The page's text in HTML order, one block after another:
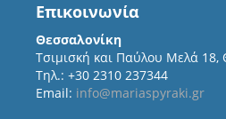
Επικοινωνία
Θεσσαλονίκη
Τσιμισκή και Παύλου Μελά 18,
Τηλ.: +30 2310 237344
Email: info@mariaspyraki.gr